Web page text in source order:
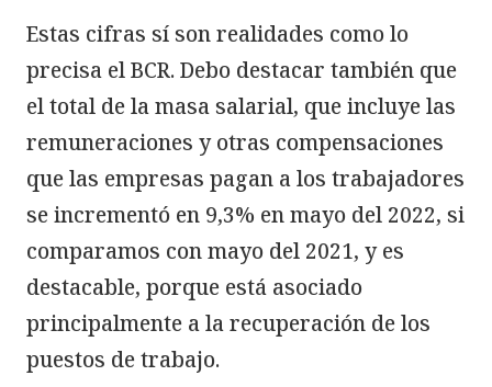
Estas cifras sí son realidades como lo
precisa el BCR. Debo destacar también que
el total de la masa salarial, que incluye las
remuneraciones y otras compensaciones
que las empresas pagan a los trabajadores
se incrementó en 9,3% en mayo del 2022, si
comparamos con mayo del 2021, y es
destacable, porque está asociado
principalmente a la recuperación de los
puestos de trabajo.